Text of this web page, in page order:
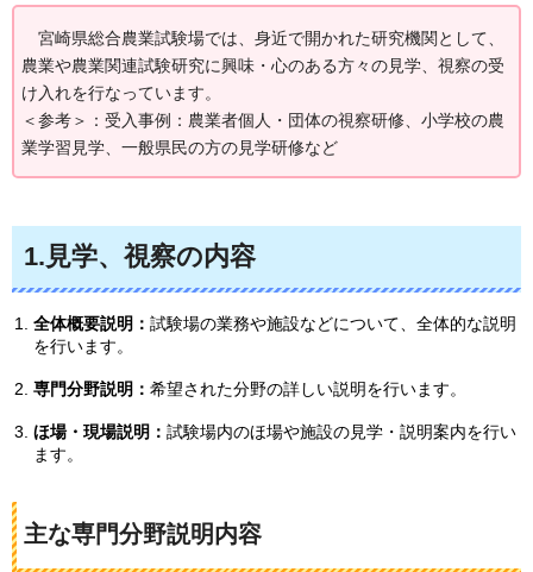
宮崎県総合農業試験場では、身近で開かれた研究機関として、
農業や農業関連試験研究に興味・心のある方々の見学、視察の受
け入れを行なっています。
＜参考＞：受入事例：農業者個人・団体の視察研修、小学校の農
業学習見学、一般県民の方の見学研修など
1.見学、視察の内容
全体概要説明： 試験場の業務や施設などについて、全体的な説明
を行います。
専門分野説明： 希望された分野の詳しい説明を行います。
ほ場・現場説明： 試験場内のほ場や施設の見学・説明案内を行い
ます。
主な専門分野説明内容